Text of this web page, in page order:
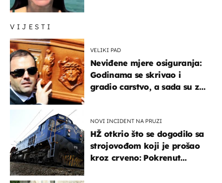
VIJESTI
VELIKI PAD
Neviđene mjere osiguranja:
Godinama se skrivao i
gradio carstvo, a sada su za
NOVI INCIDENT NA PRUZI
HŽ otkrio što se dogodilo sa
strojovođom koji je prošao
kroz crveno: Pokrenut